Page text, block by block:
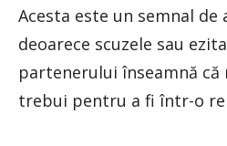
Acesta este un semnal de
deoarece scuzele sau
partenerului înseamnă că
trebui pentru a fi într-o